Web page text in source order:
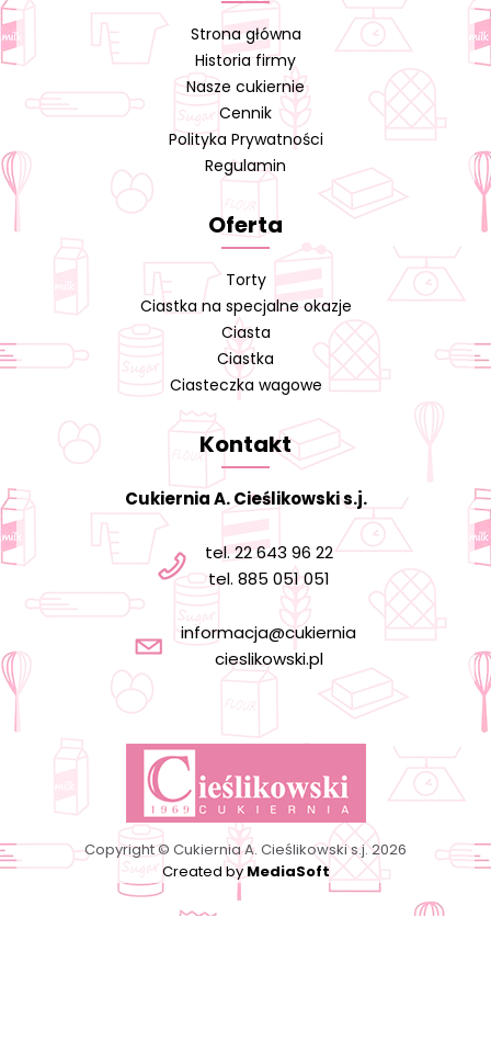
Strona główna
Historia firmy
Nasze cukiernie
Cennik
Polityka Prywatności
Regulamin
Oferta
Torty
Ciastka na specjalne okazje
Ciasta
Ciastka
Ciasteczka wagowe
Kontakt
Cukiernia A. Cieślikowski s.j.
tel. 22 643 96 22
tel. 885 051 051
informacja@cukiernia
cieslikowski.pl
Copyright © Cukiernia A. Cieślikowski s.j. 2026
Created byMediaSoft